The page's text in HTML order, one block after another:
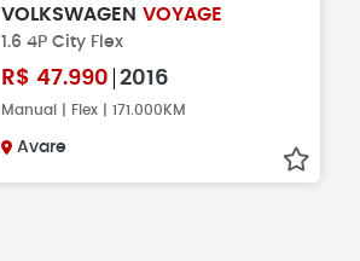
VOLKSWAGEN VOYAGE
1.6 4P City Flex
R$ 47.990 2016
Manual | Flex | 171.000KM
Avare